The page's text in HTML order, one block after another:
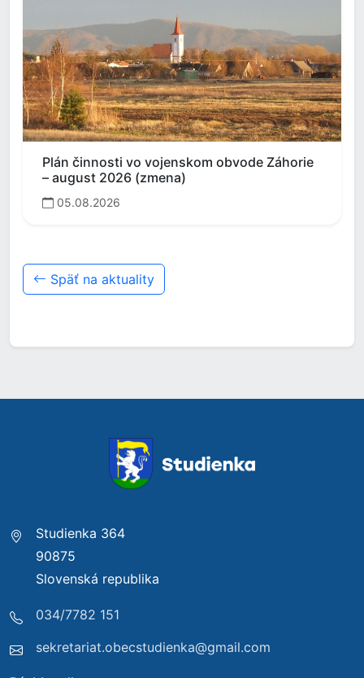
Plán činnosti vo vojenskom obvode Záhorie
– august 2026 (zmena)
05.08.2026
Späť na aktuality
Studienka 364
90875
Slovenská republika
034/7782 151
sekretariat.obecstudienka@gmail.com